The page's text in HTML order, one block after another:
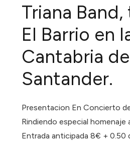
Triana
El Barrio en
Cantabria de
Santander.
Presentacion En Concierto
Rindiendo especial homenaje
Entrada anticipada 8€ + 0.50